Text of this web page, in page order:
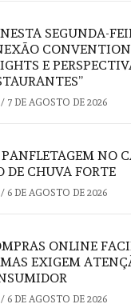
SEGUNDA-
E
/ 7 DE AGOSTO DE 2026
NO
DE CHUVA FORTE
/ 6 DE AGOSTO DE 2026
ONLINE
MAS EXIGEM
/ 6 DE AGOSTO DE 2026